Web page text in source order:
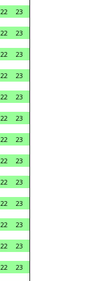
22
23
22
23
22
23
22
23
22
23
22
23
22
23
22
23
22
23
22
23
22
23
22
23
22
23